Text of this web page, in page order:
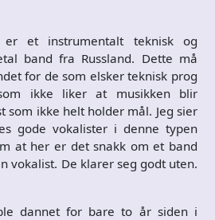
er et instrumentalt teknisk og
band fra Russland. Dette må
for de som elsker teknisk prog
ikke liker at musikken blir
som ikke helt holder mål. Jeg sier
gode vokalister i denne typen
at her er det snakk om et band
vokalist. De klarer seg godt uten.
dannet for bare to år siden i